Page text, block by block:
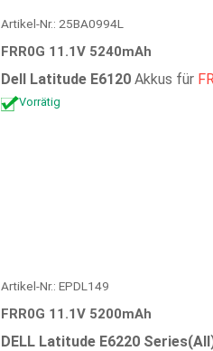
Artikel-Nr.: 25BA0994L
FRR0G 11.1V 5240mAh
Dell Latitude E6120 Akkus für
Vorrätig
Artikel-Nr.: EPDL149
FRR0G 11.1V 5200mAh
DELL Latitude E6220